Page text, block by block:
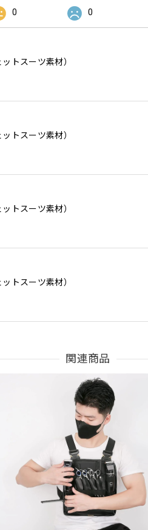
0 0
トスーツ素材）
トスーツ素材）
トスーツ素材）
トスーツ素材）
トスーツ素材）
トスーツ素材）
関連商品